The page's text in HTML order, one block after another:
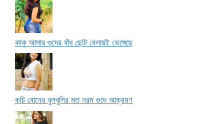
কাকু আমার গুদের বাঁধ ছোট বেলায়ই ভেঙ্গেছে
কচি বোনের বুলবুলির মত নরম গুদে আক্রমণ